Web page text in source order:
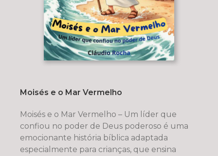
Moisés e o Mar Vermelho
Moisés e o Mar Vermelho – Um líder que
confiou no poder de Deus poderoso é uma
emocionante história bíblica adaptada
especialmente para crianças, que ensina